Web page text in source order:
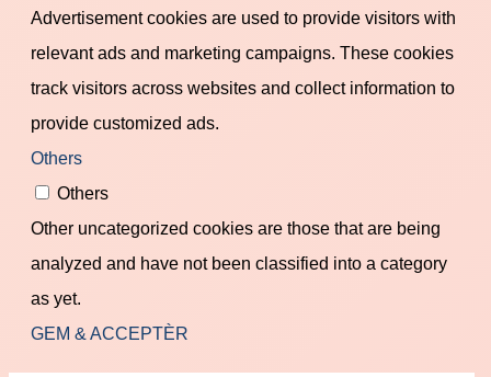
Advertisement cookies are used to provide visitors with
relevant ads and marketing campaigns. These cookies
track visitors across websites and collect information to
provide customized ads.
Others
Others
Other uncategorized cookies are those that are being
analyzed and have not been classified into a category
as yet.
GEM & ACCEPTÈR